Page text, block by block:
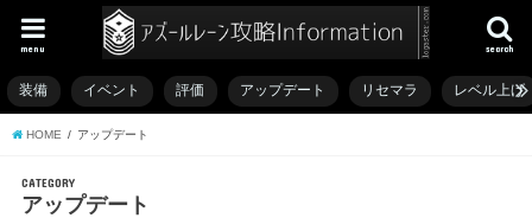
search
menu
装備 イベント 評価 アップデート リセマラ レベル上げ
HOME アップデート
CATEGORY
アップデート